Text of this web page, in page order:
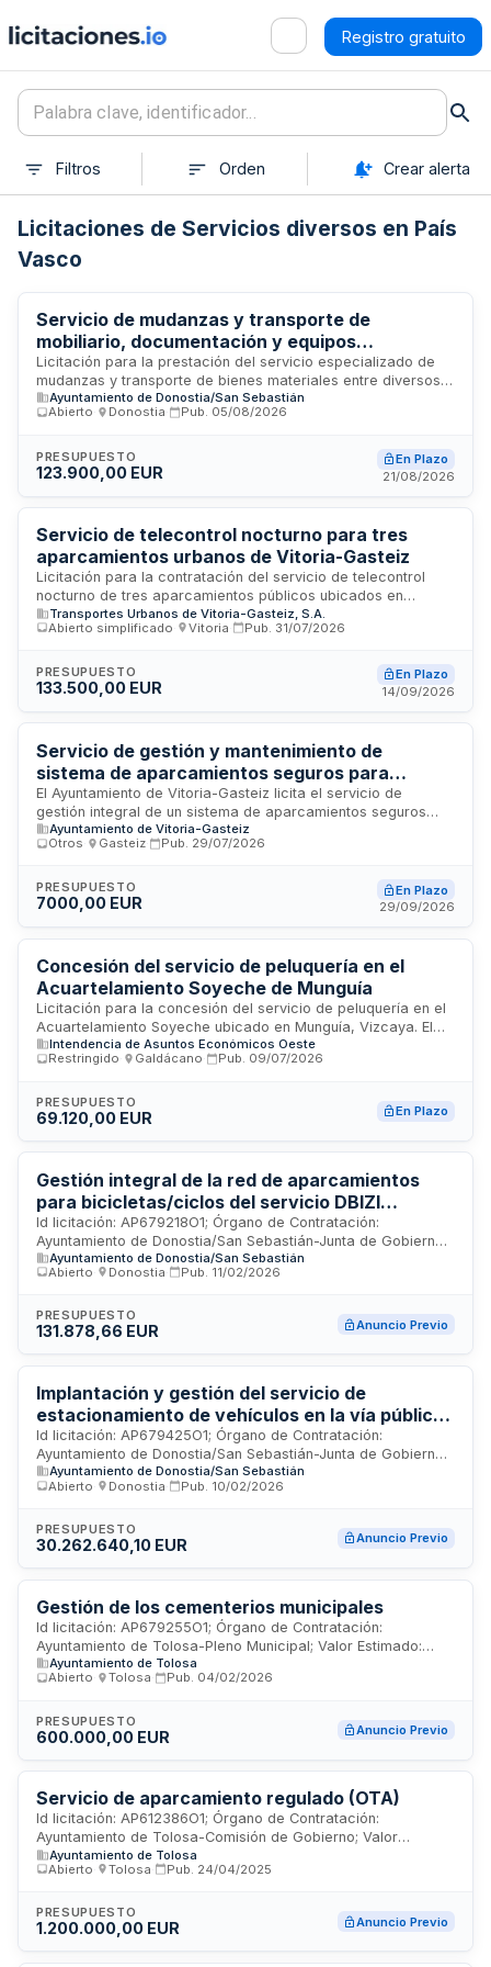
Registro gratuito
Filtros Orden Crear alerta
Licitaciones de Servicios diversos en País
Vasco
Servicio de mudanzas y transporte de
mobiliario, documentación y equipos
informáticos entre centros municipales de
Donostia/San Sebastián
Licitación para la prestación del servicio especializado de
mudanzas y transporte de bienes materiales entre diversos
centros municipales de Donostia/San Sebastián. El contrato
incluye actividades de identificación, embalaje, recogida,
documentación departamental, archivos y equipos
informáticos, así como su montaje en los centros de destino.
criterios de calidad medioambiental de los materiales
designados como desechos por el Ayuntamiento.
Ayuntamiento de Donostia/San Sebastián
Abierto
Donostia Pub. 05/08/2026
PRESUPUESTO
123.900,00 EUR
En Plazo
21/08/2026
Servicio de telecontrol nocturno para tres
aparcamientos urbanos de Vitoria-Gasteiz
Licitación para la contratación del servicio de telecontrol
nocturno de tres aparcamientos públicos ubicados en
Vitoria-Gasteiz, gestionados por Transportes Urbanos de
Vitoria-Gasteiz S.A. El servicio incluye la supervisión remota,
explotación remota de los aparcamientos Artium, Iradier y
Santa Bárbara durante el horario nocturno.
Transportes Urbanos de Vitoria-Gasteiz, S.A.
Abierto simplificado
Vitoria Pub. 31/07/2026
PRESUPUESTO
133.500,00 EUR
En Plazo
14/09/2026
Servicio de gestión y mantenimiento de
sistema de aparcamientos seguros para
bicicletas en origen - Ayuntamiento de Vitoria-
Gasteiz
El Ayuntamiento de Vitoria-Gasteiz licita el servicio de
gestión integral de un sistema de aparcamientos seguros
para bicicletas en origen. La prestación comprende la
aportación de instalaciones, la gestión operativa y el
que requiere la ejecución coordinada de estas prestaciones
vinculadas entre sí, con el objetivo de garantizar la
infraestructuras de estacionamiento seguro para bicicletas.
El contrato se adjudicará mediante procedimiento abierto
supersimplificado.
Ayuntamiento de Vitoria-Gasteiz
Otros
Gasteiz Pub. 29/07/2026
PRESUPUESTO
7000,00 EUR
En Plazo
29/09/2026
Concesión del servicio de peluquería en el
Acuartelamiento Soyeche de Munguía
Licitación para la concesión del servicio de peluquería en el
Acuartelamiento Soyeche ubicado en Munguía, Vizcaya. El
adjudicatario prestará el servicio exclusivamente en un local
habilitado dentro del Alojamiento Logístico de Mandos, con
cita previa. El acuartelamiento cede el local y mobiliario en
estado de funcionamiento, siendo responsabilidad del
iguales condiciones al finalizar la vigencia del contrato.
Intendencia de Asuntos Económicos Oeste
Restringido
Galdácano Pub. 09/07/2026
PRESUPUESTO
69.120,00 EUR En Plazo
Gestión integral de la red de aparcamientos
para bicicletas/ciclos del servicio DBIZI
PARKING
Id licitación: AP679218O1; Órgano de Contratación:
Ayuntamiento de Donostia/San Sebastián-Junta de Gobierno
Local; Valor Estimado: 131878.66EUR; Estado: PRE
Ayuntamiento de Donostia/San Sebastián
Abierto
Donostia Pub. 11/02/2026
PRESUPUESTO
131.878,66 EUR Anuncio Previo
Implantación y gestión del servicio de
estacionamiento de vehículos en la vía pública
(Servicio OTA)
Id licitación: AP679425O1; Órgano de Contratación:
Ayuntamiento de Donostia/San Sebastián-Junta de Gobierno
Local; Valor Estimado: 30262640.1EUR; Estado: PRE
Ayuntamiento de Donostia/San Sebastián
Abierto
Donostia Pub. 10/02/2026
PRESUPUESTO
30.262.640,10 EUR Anuncio Previo
Gestión de los cementerios municipales
Id licitación: AP679255O1; Órgano de Contratación:
Ayuntamiento de Tolosa-Pleno Municipal; Valor Estimado:
600000EUR; Estado: PRE
Ayuntamiento de Tolosa
Abierto
Tolosa Pub. 04/02/2026
PRESUPUESTO
600.000,00 EUR Anuncio Previo
Servicio de aparcamiento regulado (OTA)
Id licitación: AP612386O1; Órgano de Contratación:
Ayuntamiento de Tolosa-Comisión de Gobierno; Valor
Estimado: 1200000EUR; Estado: PRE
Ayuntamiento de Tolosa
Abierto
Tolosa Pub. 24/04/2025
PRESUPUESTO
1.200.000,00 EUR Anuncio Previo